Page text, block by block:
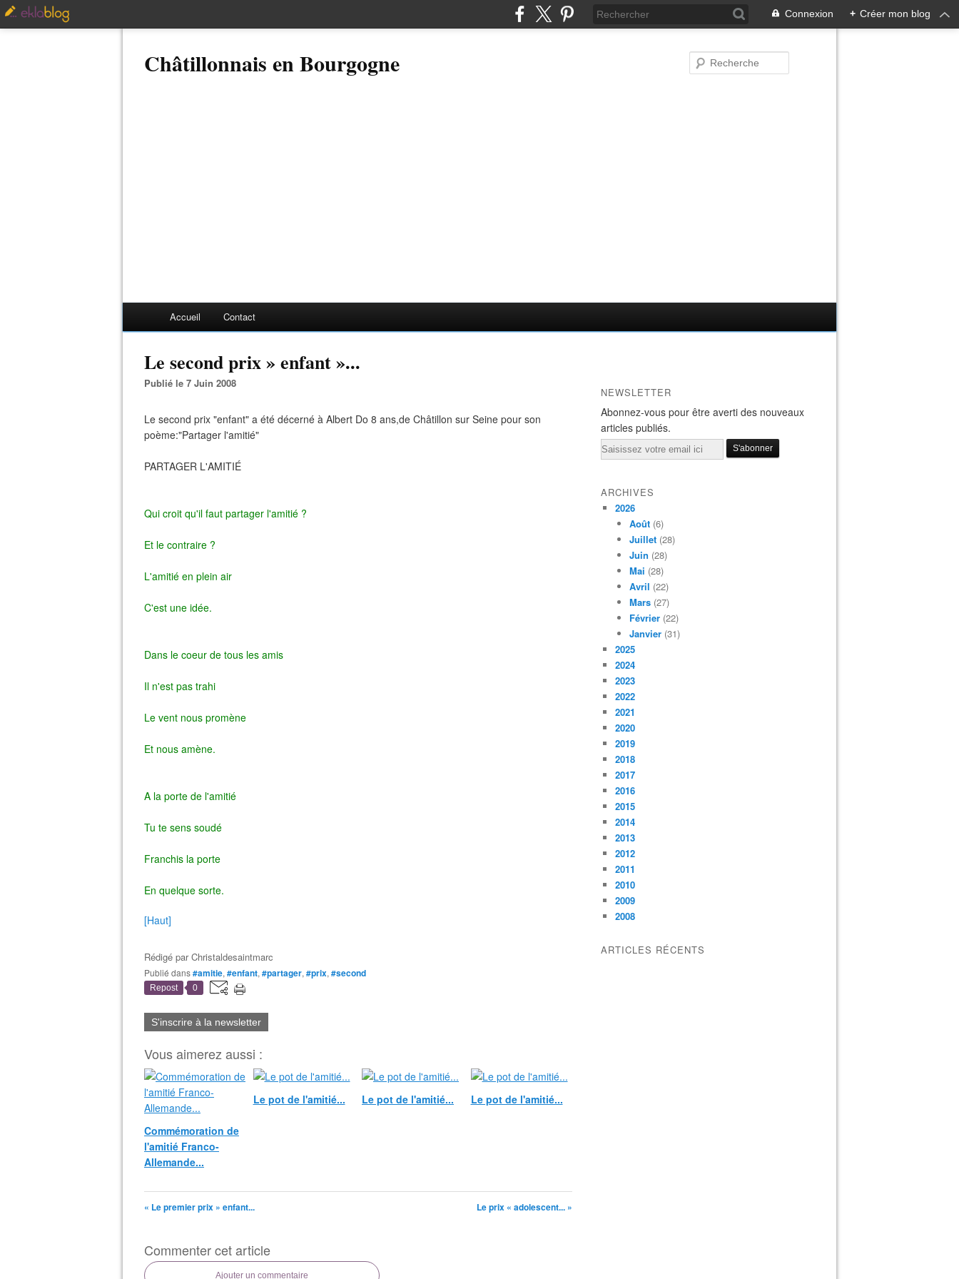
Connexion + Créer mon blog
Châtillonnais en Bourgogne
Accueil Contact
Le second prix » enfant »...
Publié le 7 Juin 2008
Le second prix "enfant" a été décerné à Albert Do 8 ans,de Châtillon sur Seine pour son
poème:"Partager l'amitié"
PARTAGER L'AMITIÉ
Qui croit qu'il faut partager l'amitié ?
Et le contraire ?
L'amitié en plein air
C'est une idée.
Dans le coeur de tous les amis
Il n'est pas trahi
Le vent nous promène
Et nous amène.
A la porte de l'amitié
Tu te sens soudé
Franchis la porte
En quelque sorte.
[Haut]
Rédigé parChristaldesaintmarc
Publié dans#amitie, #enfant, #partager, #prix, #second
Repost 0
S'inscrire à la newsletter
Vous aimerez aussi :
Commémoration de
l'amitié Franco-
Allemande...
Le pot de l'amitié... Le pot de l'amitié... Le pot de l'amitié...
« Le premier prix » enfant... Le prix « adolescent... »
Commenter cet article
Ajouter un commentaire
NEWSLETTER
Abonnez-vous pour être averti des nouveaux
articles publiés.
Email
ARCHIVES
2026
Août (6)
Juillet (28)
Juin (28)
Mai (28)
Avril (22)
Mars (27)
Février (22)
Janvier (31)
2025
2024
2023
2022
2021
2020
2019
2018
2017
2016
2015
2014
2013
2012
2011
2010
2009
2008
ARTICLES RÉCENTS